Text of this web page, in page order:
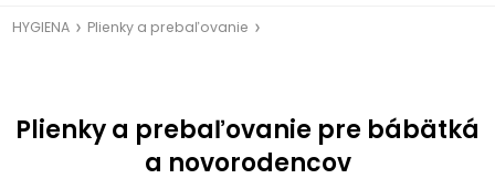
HYGIENA Plienky a prebaľovanie
Plienky a prebaľovanie pre bábätká
a novorodencov